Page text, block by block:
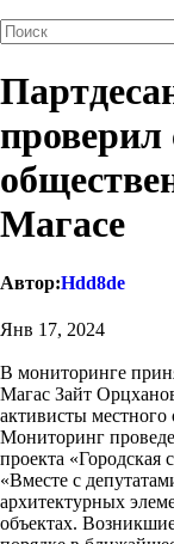
проверил
Магасе
Автор:Hdd8de
Янв 17, 2024
В мониторинге
Магас Зайт
активисты
Мониторинг
проекта «Городская
«Вместе с
архитектурных
объектах.